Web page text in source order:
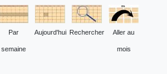
Par
semaine
Aujourd'hui Rechercher Aller au
mois